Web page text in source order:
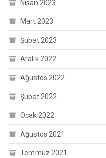
Nisan 2023
Mart 2023
Şubat 2023
Aralık 2022
Ağustos 2022
Şubat 2022
Ocak 2022
Ağustos 2021
Temmuz 2021